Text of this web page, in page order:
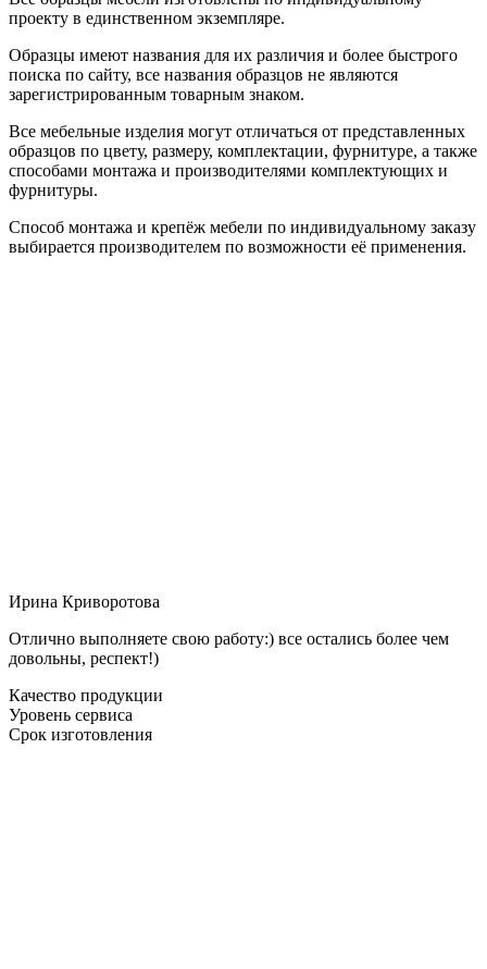
проекту в единственном экземпляре.
Образцы имеют названия для их различия и более быстрого
поиска по сайту, все названия образцов не являются
зарегистрированным товарным знаком.
Все мебельные изделия могут отличаться от представленных
образцов по цвету, размеру, комплектации, фурнитуре, а также
способами монтажа и производителями комплектующих и
фурнитуры.
Способ монтажа и крепёж мебели по индивидуальному заказу
выбирается производителем по возможности её применения.
Ирина Криворотова
Отлично выполняете свою работу:) все остались более чем
довольны, респект!)
Качество продукции
Уровень сервиса
Срок изготовления